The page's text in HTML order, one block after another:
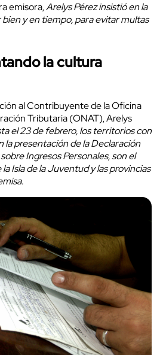
emisora,Arelys Pérez insistió en la
y en tiempo, para evitar multas
la cultura
al Contribuyente de la Oficina
Tributaria (ONAT), Arelys
el 23 de febrero, los territorios con
la presentación de la Declaración
Ingresos Personales, son el
Isla de la Juventud y las provincias